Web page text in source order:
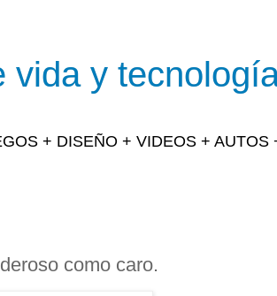
vida y
+ DISEÑO + VIDEOS +
como caro.